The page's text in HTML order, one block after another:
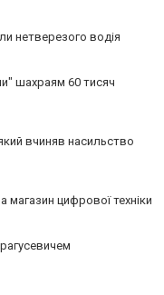
нетверезого водія
шахраям 60 тисяч
вчиняв насильство
магазин цифрової техніки